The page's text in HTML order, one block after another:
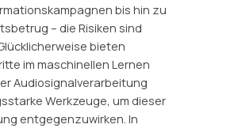
bis hin zu
– die Risiken sind
bieten
im maschinellen Lernen
Audiosignalverarbeitung
Werkzeuge, um dieser
entgegenzuwirken. In